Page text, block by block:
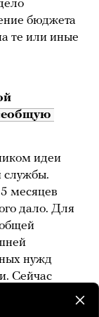
бюджета
те или иные
идеи
службы.
месяцев
дало. Для
нужд
Сейчас